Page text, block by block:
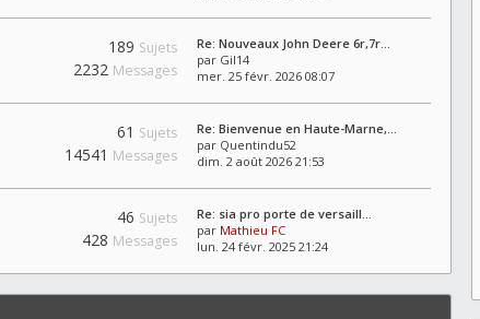
189 Sujets
2232 Messages
Re: Nouveaux John Deere 6r,7r…
par Gil14
mer. 25 févr. 2026 08:07
61 Sujets
14541 Messages
Re: Bienvenue en Haute-Marne,…
par Quentindu52
dim. 2 août 2026 21:53
46 Sujets
428 Messages
Re: sia pro porte de versaill…
par Mathieu FC
lun. 24 févr. 2025 21:24